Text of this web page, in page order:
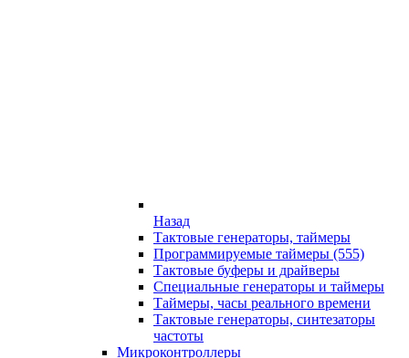
Назад
Тактовые генераторы, таймеры
Программируемые таймеры (555)
Тактовые буферы и драйверы
Специальные генераторы и таймеры
Таймеры, часы реального времени
Тактовые генераторы, синтезаторы
частоты
Микроконтроллеры